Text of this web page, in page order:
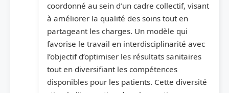
coordonné au sein d’un cadre collectif, visant
à améliorer la qualité des soins tout en
partageant les charges. Un modèle qui
favorise le travail en interdisciplinarité avec
l’objectif d’optimiser les résultats sanitaires
tout en diversifiant les compétences
disponibles pour les patients. Cette diversité